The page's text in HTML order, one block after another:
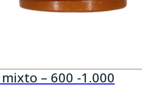
mixto – 600 -1.000